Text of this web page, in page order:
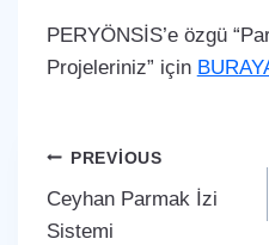
PERYÖNSİS’e özgü
Projeleriniz” için
Yazı
gezinmesi
PREVIOUS
Ceyhan Parmak İzi
Sistemi